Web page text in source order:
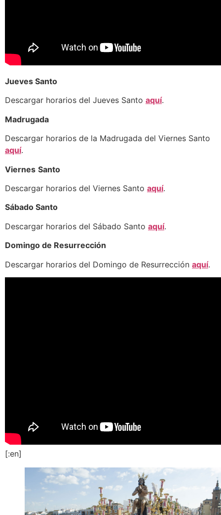
Jueves Santo
Descargar horarios del Jueves Santo aquí.
Madrugada
Descargar horarios de la Madrugada del Viernes Santo
aquí.
Viernes Santo
Descargar horarios del Viernes Santo aquí.
Sábado Santo
Descargar horarios del Sábado Santo aquí.
Domingo de Resurrección
Descargar horarios del Domingo de Resurrección aquí.
[:en]